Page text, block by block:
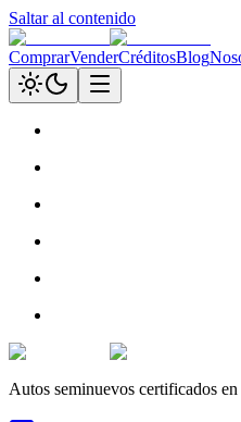
Saltar al contenido
ComprarVenderCréditosBlog
Autos seminuevos certificados